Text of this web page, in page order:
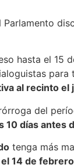
hasta el
al recinto el
del
10 días antes
tenga más
14 de